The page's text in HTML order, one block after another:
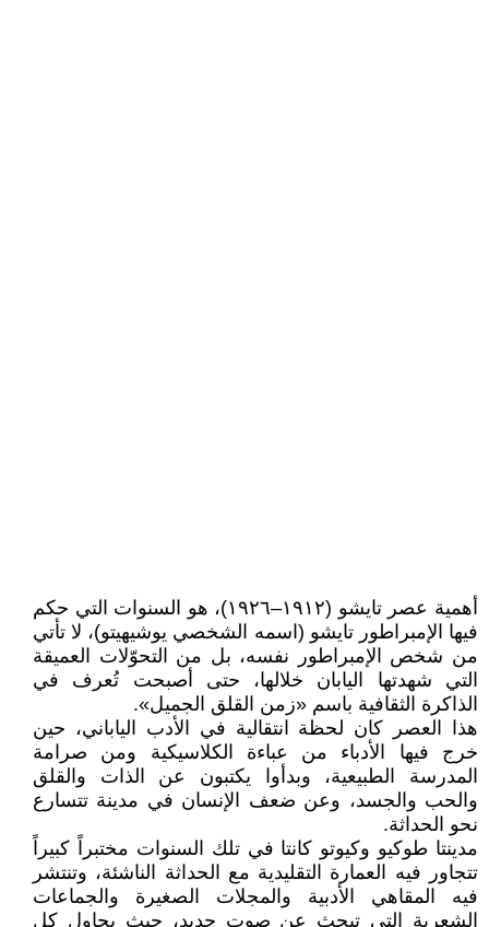
أهمية عصر تايشو (١٩١٢–١٩٢٦)، هو السنوات التي حكم
فيها الإمبراطور تايشو (اسمه الشخصي يوشيهيتو)، لا تأتي
من شخص الإمبراطور نفسه، بل من التحوّلات العميقة
التي شهدتها اليابان خلالها، حتى أصبحت تُعرف في
الذاكرة الثقافية باسم «زمن القلق الجميل».
هذا العصر كان لحظة انتقالية في الأدب الياباني، حين
خرج فيها الأدباء من عباءة الكلاسيكية ومن صرامة
المدرسة الطبيعية، وبدأوا يكتبون عن الذات والقلق
والحب والجسد، وعن ضعف الإنسان في مدينة تتسارع
نحو الحداثة.
مدينتا طوكيو وكيوتو كانتا في تلك السنوات مختبراً كبيراً
تتجاور فيه العمارة التقليدية مع الحداثة الناشئة، وتنتشر
فيه المقاهي الأدبية والمجلات الصغيرة والجماعات
الشعرية التي تبحث عن صوت جديد، حيث يحاول كل